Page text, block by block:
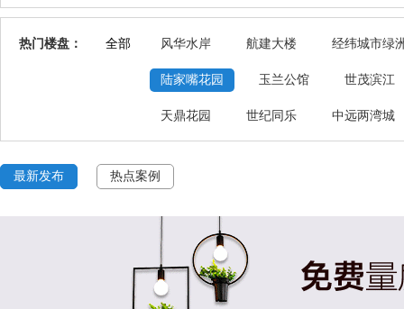
热门楼盘： 全部 风华水岸 航建大楼 经纬城市绿
陆家嘴花园 玉兰公馆 世茂滨江
天鼎花园 世纪同乐 中远两湾城
最新发布 热点案例